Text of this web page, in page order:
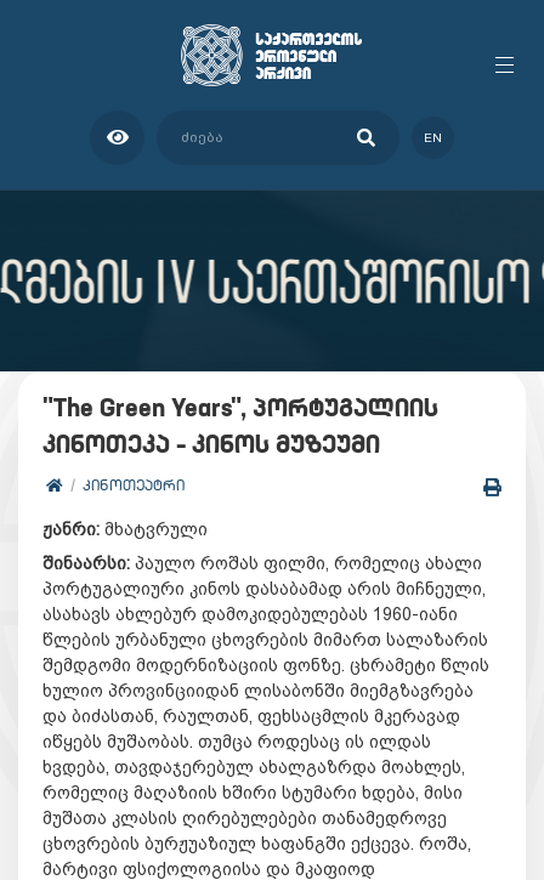
EN
"The Green Years", პორტუგალიის
კინოთეკა – კინოს მუზეუმი
ᲙᲘᲜᲝᲗᲔᲐᲢᲠᲘ
ჟანრი: მხატვრული
შინაარსი: პაულო როშას ფილმი, რომელიც ახალი
პორტუგალიური კინოს დასაბამად არის მიჩნეული,
ასახავს ახლებურ დამოკიდებულებას 1960-იანი
წლების ურბანული ცხოვრების მიმართ სალაზარის
შემდგომი მოდერნიზაციის ფონზე. ცხრამეტი წლის
ხულიო პროვინციიდან ლისაბონში მიემგზავრება
და ბიძასთან, რაულთან, ფეხსაცმლის მკერავად
იწყებს მუშაობას. თუმცა როდესაც ის ილდას
ხვდება, თავდაჯერებულ ახალგაზრდა მოახლეს,
რომელიც მაღაზიის ხშირი სტუმარი ხდება, მისი
მუშათა კლასის ღირებულებები თანამედროვე
ცხოვრების ბურჟუაზიულ ხაფანგში ექცევა. როშა,
მარტივი ფსიქოლოგიისა და მკაფიოდ